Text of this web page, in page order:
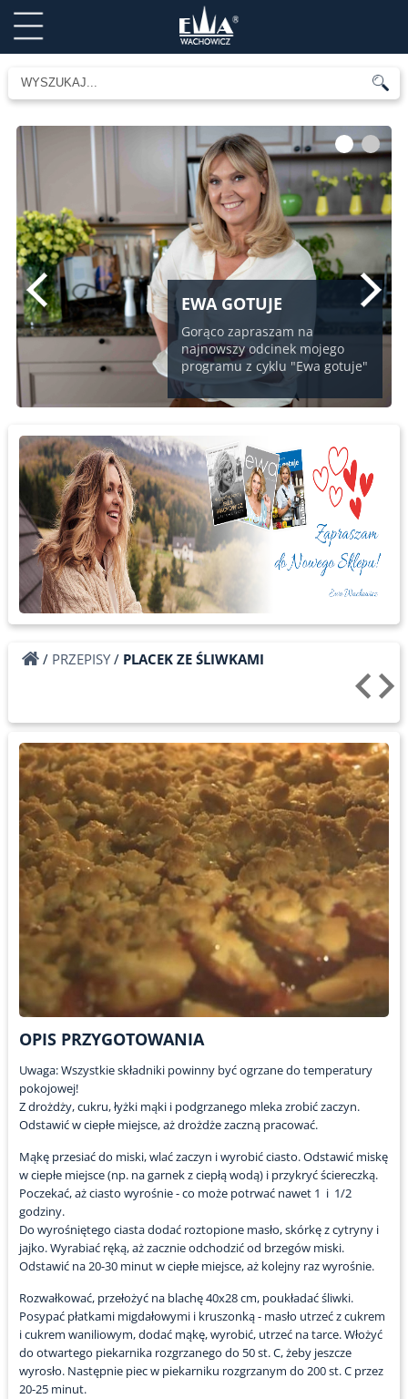
EWA GOTUJE
Gorąco zapraszam na
najnowszy odcinek mojego
programu z cyklu "Ewa gotuje"
1 2
/ PRZEPISY/ PLACEK ZE ŚLIWKAMI
OPIS PRZYGOTOWANIA
Uwaga: Wszystkie składniki powinny być ogrzane do temperatury
pokojowej!
Z drożdży, cukru, łyżki mąki i podgrzanego mleka zrobić zaczyn.
Odstawić w ciepłe miejsce, aż drożdże zaczną pracować.
Mąkę przesiać do miski, wlać zaczyn i wyrobić ciasto. Odstawić miskę
w ciepłe miejsce (np. na garnek z ciepłą wodą) i przykryć ściereczką.
Poczekać, aż ciasto wyrośnie - co może potrwać nawet 1 i 1/2
godziny.
Do wyrośniętego ciasta dodać roztopione masło, skórkę z cytryny i
jajko. Wyrabiać ręką, aż zacznie odchodzić od brzegów miski.
Odstawić na 20-30 minut w ciepłe miejsce, aż kolejny raz wyrośnie.
Rozwałkować, przełożyć na blachę 40x28 cm, poukładać śliwki.
Posypać płatkami migdałowymi i kruszonką - masło utrzeć z cukrem
i cukrem waniliowym, dodać mąkę, wyrobić, utrzeć na tarce. Włożyć
do otwartego piekarnika rozgrzanego do 50 st. C, żeby jeszcze
wyrosło. Następnie piec w piekarniku rozgrzanym do 200 st. C przez
20-25 minut.